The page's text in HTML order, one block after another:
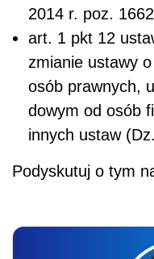
2014 r. poz.
art. 1 pkt 12
zmianie ustawy
osób prawnych,
dowym od osób
innych ustaw
Podyskutuj o tym